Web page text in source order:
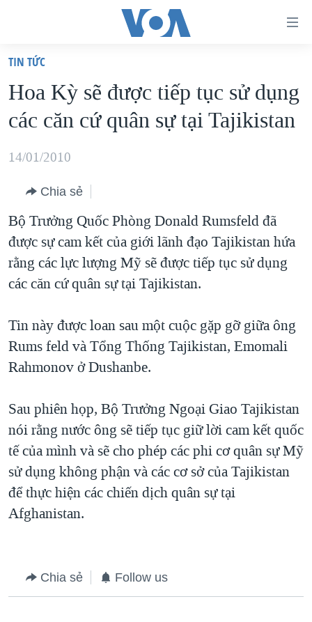
truy
cập
Tới
dung
chính
điều
hướng
chính
Đi
"Tìm"
VIỆT NAM
HOA KỲ
BIỂN ĐÔNG
BLOG
DIỄN ĐÀN
MỤC
TỰ DO BÁO CHÍ
NGƯỜI VIỆT HẢI NGOẠI
ĐỜI SỐNG
KHOA HỌC
SỨC KHOẺ
VĂN HOÁ
THỂ THAO
GIÁO DỤC
CHUYÊN ĐỀ
HÀNH TRÌNH BẦU CỬ 2024
MỘT NĂM CHIẾN TRANH TẠI DẢI GAZA
NGÀY TỊ NẠN THẾ GIỚI
TRỊNH VĨNH BÌNH - NGƯỜI HẠ 'BÊN THẮNG CUỘC'
GROUND ZERO – XƯA VÀ NAY
CHI PHÍ CHIẾN TRANH AFGHANISTAN
CÁC GIÁ TRỊ CỘNG HÒA Ở VIỆT NAM
VIDEO
NGHE
Ngôn ngữ khác
TIN TỨC
Hoa Kỳ sẽ được tiếp tục sử dụng
các căn cứ quân sự tại Tajikistan
14/01/2010
Chia sẻ
Bộ Trưởng Quốc Phòng Donald Rumsfeld đã
được sự cam kết của giới lãnh đạo Tajikistan hứa
rằng các lực lượng Mỹ sẽ được tiếp tục sử dụng
các căn cứ quân sự tại Tajikistan.
Tin này được loan sau một cuộc gặp gỡ giữa ông
Rums feld và Tổng Thống Tajikistan, Emomali
Rahmonov ở Dushanbe.
Sau phiên họp, Bộ Trưởng Ngoại Giao Tajikistan
nói rằng nước ông sẽ tiếp tục giữ lời cam kết quốc
tế của mình và sẽ cho phép các phi cơ quân sự Mỹ
sử dụng không phận và các cơ sở của Tajikistan
để thực hiện các chiến dịch quân sự tại
Afghanistan.
Chia sẻ Follow us